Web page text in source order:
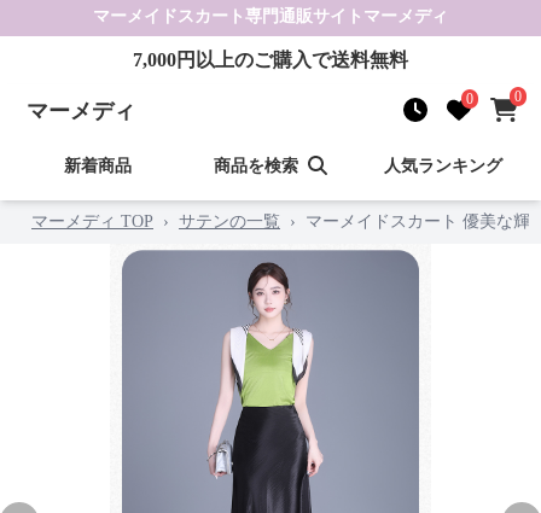
マーメイドスカート 専門通販サイト マーメディ
7,000円以上のご購入で送料無料
マーメディ 0 0
新着商品 商品を検索 人気ランキング
マーメディ TOP › サテンの一覧 › マーメイドスカート 優美な輝